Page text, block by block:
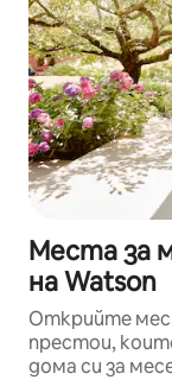
Места за
на Watson
Открийте
престои,
дома си за